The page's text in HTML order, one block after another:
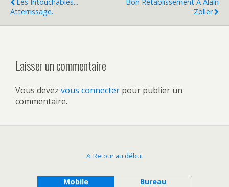
Atterrissage.
Zoller
Laisser un commentaire
Vous devez vous connecter pour publier un
commentaire.
Retour au début
Mobile Bureau